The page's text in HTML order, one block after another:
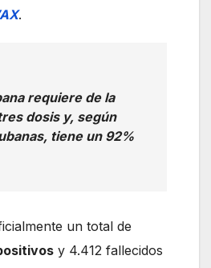
.
requiere de la
dosis y, según
tiene un 92%
un total de
y 4.412 fallecidos